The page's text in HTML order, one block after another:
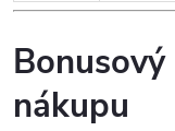
nákupu